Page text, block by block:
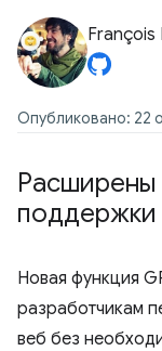
Опубликовано: 22
поддержки
Новая функция
разработчикам
веб без